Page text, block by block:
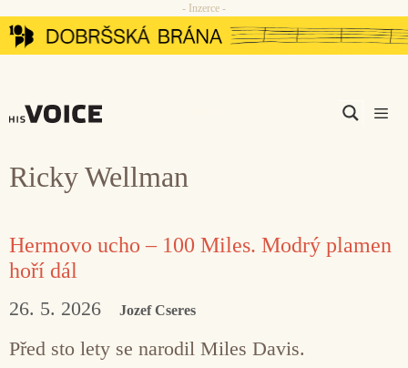
Přeskočit
na
- Inzerce -
Ricky Wellman
Hermovo ucho – 100 Miles. Modrý plamen
hoří dál
26. 5. 2026 Jozef Cseres
Před sto lety se narodil Miles Davis.